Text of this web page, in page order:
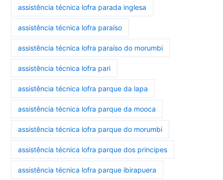
assistência técnica lofra parada inglesa
assistência técnica lofra paraíso
assistência técnica lofra paraíso do morumbi
assistência técnica lofra pari
assistência técnica lofra parque da lapa
assistência técnica lofra parque da mooca
assistência técnica lofra parque do morumbi
assistência técnica lofra parque dos principes
assistência técnica lofra parque ibirapuera